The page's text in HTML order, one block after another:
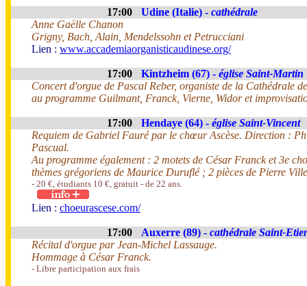
17:00 Udine (Italie) - cathédrale
Anne Gaëlle Chanon
Grigny, Bach, Alain, Mendelssohn et Petrucciani
Lien : www.accademiaorganisticaudinese.org/
17:00 Kintzheim (67) - église Saint-Martin
Concert d'orgue de Pascal Reber, organiste de la Cathédrale
au programme Guilmant, Franck, Vierne, Widor et
17:00 Hendaye (64) - église Saint-Vincent
Requiem de Gabriel Fauré par le chœur Ascèse. Direction :
Pascual.
Au programme également : 2 motets de César Franck et 3e
thèmes grégoriens de Maurice Duruflé ; 2 pièces de Pierre
- 20 €, étudiants 10 €, gratuit - de 22 ans.
Lien : choeurascese.com/
17:00 Auxerre (89) - cathédrale Saint-
Récital d'orgue par Jean-Michel Lassauge.
Hommage à César Franck.
- Libre participation aux frais